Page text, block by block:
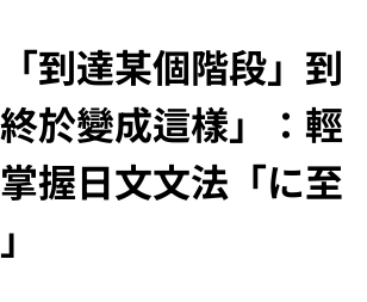
到達某個階段」到
終於變成這樣」：輕
握日文文法「に至